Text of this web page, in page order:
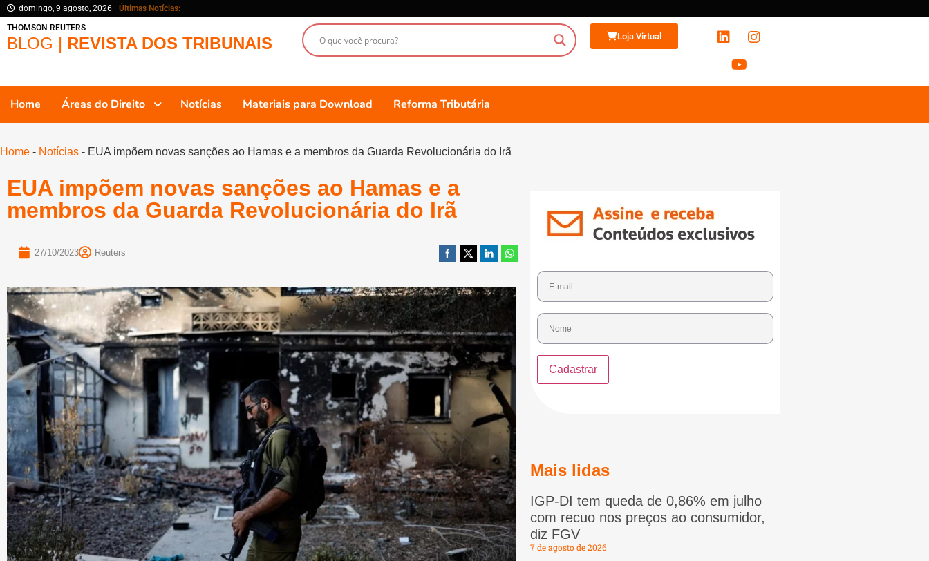
domingo, 9 agosto, 2026
Últimas Notícias:
THOMSON REUTERS
BLOG | REVISTA DOS TRIBUNAIS Loja Virtual
Home Áreas do Direito Notícias Materiais para Download Reforma Tributária
Home - Notícias - EUA impõem novas sanções ao Hamas e a membros da Guarda Revolucionária do Irã
EUA impõem novas sanções ao Hamas e a
membros da Guarda Revolucionária do Irã
27/10/2023 Reuters
Mais lidas
IGP-DI tem queda de 0,86% em julho
com recuo nos preços ao consumidor,
diz FGV
7 de agosto de 2026